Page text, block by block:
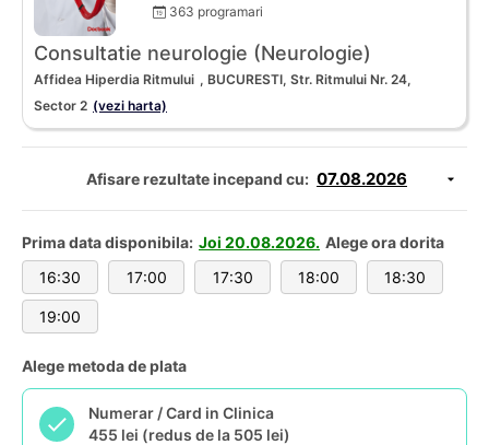
363 programari
Consultatie neurologie (Neurologie)
Affidea Hiperdia Ritmului , BUCURESTI, Str. Ritmului Nr. 24,
Sector 2 (vezi harta)
Afisare rezultate incepand cu:
Prima data disponibila: Joi 20.08.2026. Alege ora dorita
16:30
17:00 17:30 18:00 18:30
19:00
Alege metoda de plata
Numerar / Card in Clinica
455 lei (redus de la 505 lei)